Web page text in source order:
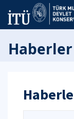
Haberler